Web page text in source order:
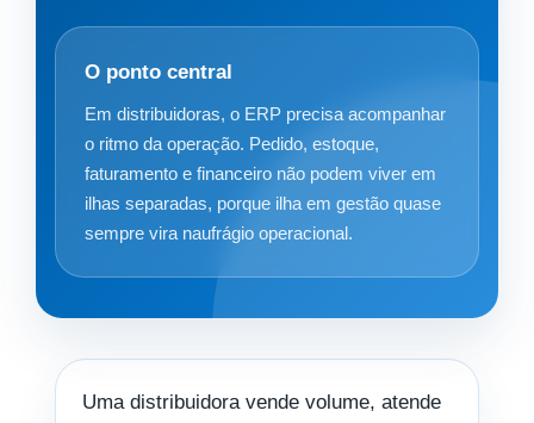
O ponto central
Em distribuidoras, o ERP precisa acompanhar
o ritmo da operação. Pedido, estoque,
faturamento e financeiro não podem viver em
ilhas separadas, porque ilha em gestão quase
sempre vira naufrágio operacional.
Uma distribuidora vende volume, atende